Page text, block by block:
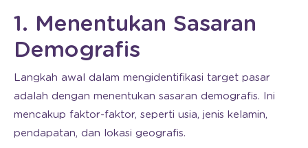
1. Menentukan Sasaran
Demografis
Langkah awal dalam mengidentifikasi target pasar
adalah dengan menentukan sasaran demografis. Ini
mencakup faktor-faktor, seperti usia, jenis kelamin,
pendapatan, dan lokasi geografis.